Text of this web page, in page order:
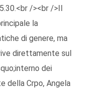
/><br />Il
la
di genere, ma
direttamente sul
dei
della Crpo, Angela